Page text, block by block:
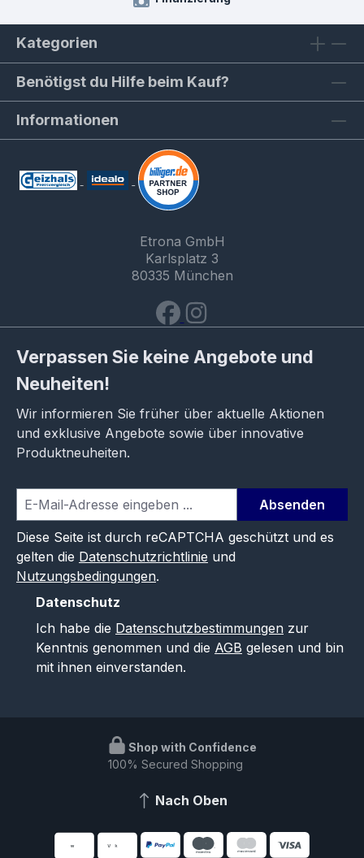
Kategorien
Benötigst du Hilfe beim Kauf?
Informationen
Etrona GmbH
Karlsplatz 3
80335 München
Verpassen Sie keine Angebote und
Neuheiten!
Wir informieren Sie früher über aktuelle Aktionen
und exklusive Angebote sowie über innovative
Produktneuheiten.
Absenden
Diese Seite ist durch reCAPTCHA geschützt und es
gelten die Datenschutzrichtlinie und
Nutzungsbedingungen.
Datenschutz
Ich habe die Datenschutzbestimmungen zur
Kenntnis genommen und die AGB gelesen und bin
mit ihnen einverstanden.
Shop with Confidence
100% Secured Shopping
Nach Oben